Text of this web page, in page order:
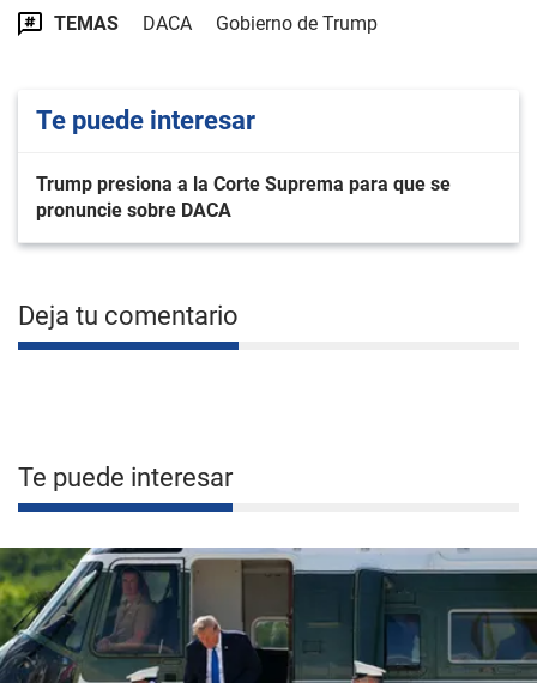
TEMAS DACA Gobierno de Trump
Te puede interesar
Trump presiona a la Corte Suprema para que se
pronuncie sobre DACA
Deja tu comentario
Te puede interesar